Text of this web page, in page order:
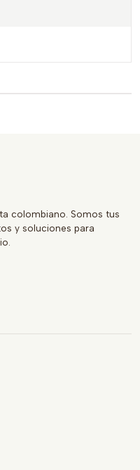
colombiano. Somos tus
y soluciones para